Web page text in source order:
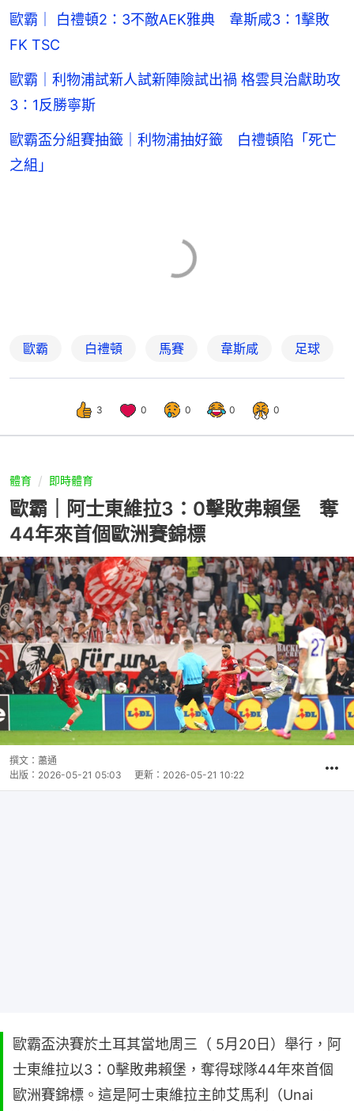
歐霸｜ 白禮頓2：3不敵AEK雅典 韋斯咸3：1擊敗
FK TSC
歐霸｜利物浦試新人試新陣險試出禍 格雲貝治獻助攻
3：1反勝寧斯
歐霸盃分組賽抽籤｜利物浦抽好籤 白禮頓陷「死亡
之組」
歐霸 白禮頓 馬賽 韋斯咸 足球
3 0 0 0 0
體育 即時體育
歐霸｜阿士東維拉3：0擊敗弗賴堡 奪
44年來首個歐洲賽錦標
撰文： 蕭通
出版： 2026-05-21 05:03 更新： 2026-05-21 10:22
歐霸盃決賽於土耳其當地周三（ 5月20日）舉行，阿
士東維拉以3：0擊敗弗賴堡，奪得球隊44年來首個
歐洲賽錦標。這是阿士東維拉主帥艾馬利（Unai